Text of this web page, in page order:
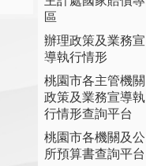
區
辦理政策及業務宣
導執行情形
桃園市各主管機關
政策及業務宣導執
行情形查詢平台
桃園市各機關及公
所預算書查詢平台